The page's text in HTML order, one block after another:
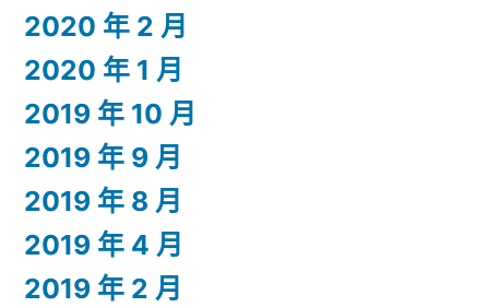
2020 年 2 月
2020 年 1 月
2019 年 10 月
2019 年 9 月
2019 年 8 月
2019 年 4 月
2019 年 2 月